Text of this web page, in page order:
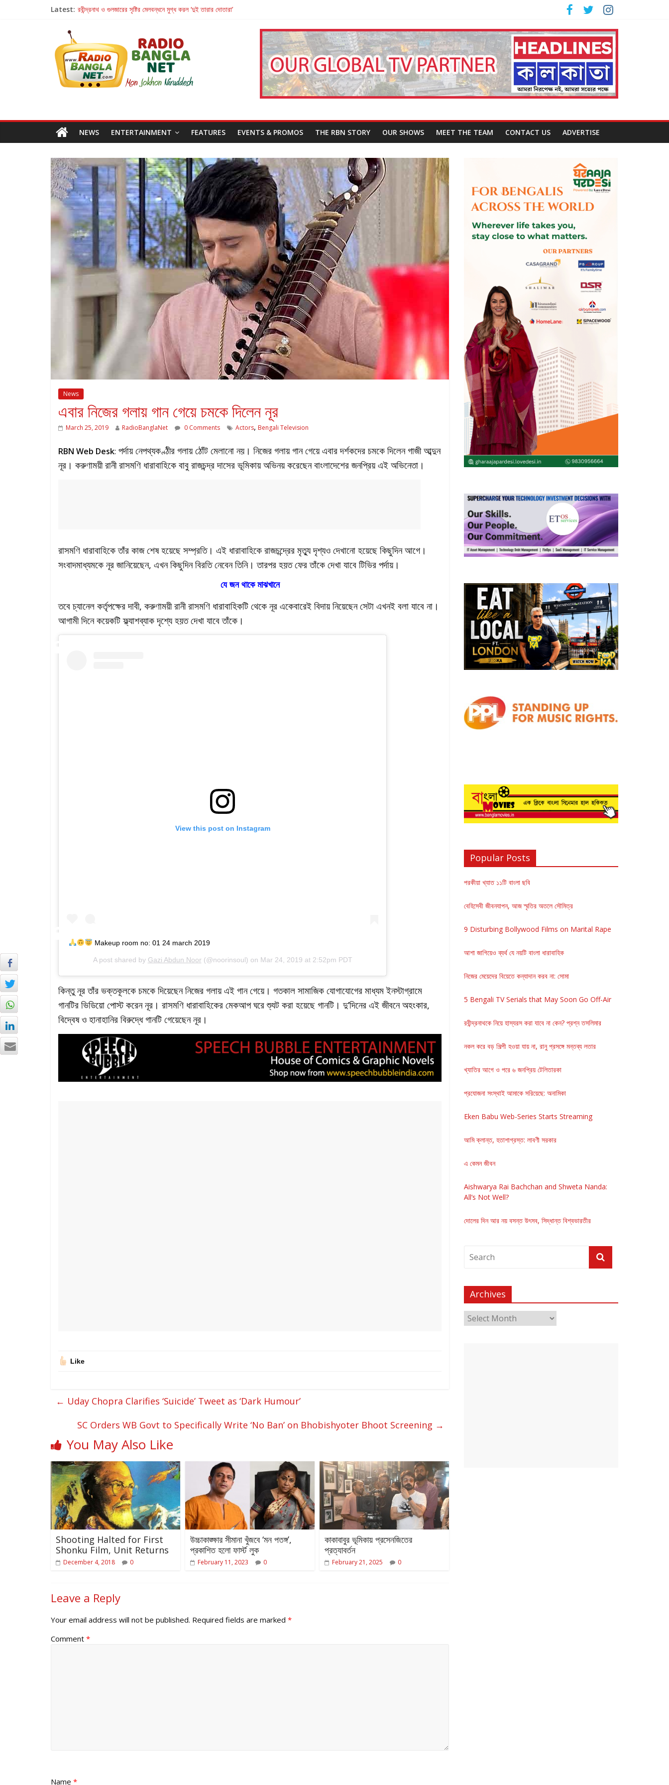
Latest: রবীন্দ্রনাথ ও গুলজারের সৃষ্টির মেলবন্ধনে মুগ্ধ করল ‘দুই তারার দোতারা’
Retribution: A Thought-Provoking Short Film That Challenges Our Understanding of Justice
হাওয়া বদলের টলিউডে ‘তুমি এলে তাই’
NEWS ENTERTAINMENT FEATURES EVENTS & PROMOS THE RBN STORY OUR SHOWS MEET THE TEAM CONTACT US ADVERTISE
News
এবার নিজের গলায় গান গেয়ে চমকে দিলেন নূর
March 25, 2019 RadioBanglaNet 0 Comments Actors, Bengali Television
RBN Web Desk: পর্দায় নেপথ্যকণ্ঠীর গলায় ঠোঁট মেলানো নয়। নিজের গলায় গান গেয়ে এবার দর্শকদের চমকে দিলেন গাজী আব্দুন
নূর। করুণাময়ী রানী রাসমণি ধারাবাহিকে বাবু রাজচন্দ্র দাসের ভূমিকায় অভিনয় করেছেন বাংলাদেশের জনপ্রিয় এই অভিনেতা।
রাসমণি ধারাবাহিকে তাঁর কাজ শেষ হয়েছে সম্প্রতি। এই ধারাবাহিকে রাজচন্দ্রের মৃত্যু দৃশ্যও দেখানো হয়েছে কিছুদিন আগে।
সংবাদমাধ্যমকে নূর জানিয়েছেন, এখন কিছুদিন বিরতি নেবেন তিনি। তারপর হয়ত ফের তাঁকে দেখা যাবে টিভির পর্দায়।
যে জন থাকে মাঝখানে
তবে চ্যানেল কর্তৃপক্ষের দাবী, করুণাময়ী রানী রাসমণি ধারাবাহিকটি থেকে নূর একেবারেই বিদায় নিয়েছেন সেটা এখনই বলা যাবে না।
আগামী দিনে কয়েকটি ফ্ল্যাশব্যাক দৃশ্যে হয়ত দেখা যাবে তাঁকে।
View this post on Instagram
Makeup room no: 01 24 march 2019
A post shared by Gazi Abdun Noor (@noorinsoul) on Mar 24, 2019 at 2:52pm PDT
কিন্তু নূর তাঁর ভক্তকূলকে চমকে দিয়েছেন নিজের গলায় এই গান গেয়ে। গতকাল সামাজিক যোগাযোগের মাধ্যম ইনস্টাগ্রামে
গানটির ভিডিয়ো পোস্ট করেন নূর। রাসমণি ধারাবাহিকের মেকআপ ঘরে শ্যুট করা হয়েছে গানটি। দু’দিনের এই জীবনে অহংকার,
বিদ্বেষ ও হানাহানির বিরুদ্ধে গানটি গেয়েছেন নূর।
Like
← Uday Chopra Clarifies ‘Suicide’ Tweet as ‘Dark Humour’
SC Orders WB Govt to Specifically Write ‘No Ban’ on Bhobishyoter Bhoot Screening →
You May Also Like
Shooting Halted for First
Shonku Film, Unit Returns
December 4, 2018 0
উচ্চাকাঙ্ক্ষার সীমানা খুঁজবে ‘মন পতঙ্গ’,
প্রকাশিত হলো ফার্স্ট লুক
February 11, 2023 0
কাকাবাবুর ভূমিকায় প্রসেনজিতের
প্রত্যাবর্তন
February 21, 2025 0
Leave a Reply
Your email address will not be published. Required fields are marked *
Comment *
Name *
Popular Posts
পরকীয়া খ্যাত ১১টি বাংলা ছবি
বেহিসেবী জীবনযাপন, আজ স্মৃতির অতলে সৌমিত্র
9 Disturbing Bollywood Films on Marital Rape
আশা জাগিয়েও ব্যর্থ যে নয়টি বাংলা ধারাবাহিক
নিজের মেয়েদের বিয়েতে কন্যাদান করব না: সোমা
5 Bengali TV Serials that May Soon Go Off-Air
রবীন্দ্রনাথকে নিয়ে হাস্যরস করা যাবে না কেন? প্রশ্ন তসলিমার
নকল করে বড় শিল্পী হওয়া যায় না, রানু প্রসঙ্গে মন্তব্য লতার
খ্যাতির আগে ও পরে ৬ জনপ্রিয় টেলিতারকা
প্রযোজনা সংস্থাই আমাকে সরিয়েছে: অনামিকা
Eken Babu Web-Series Starts Streaming
আমি ক্লান্ত, হতাশাগ্রস্ত: লাবণী সরকার
এ কেমন জীবন
Aishwarya Rai Bachchan and Shweta Nanda:
All’s Not Well?
দোলের দিন আর নয় বসন্ত উৎসব, সিদ্ধান্ত বিশ্বভারতীর
Archives